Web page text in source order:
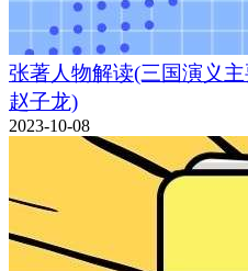
张著人物解读(三国演义
赵子龙)
2023-10-08